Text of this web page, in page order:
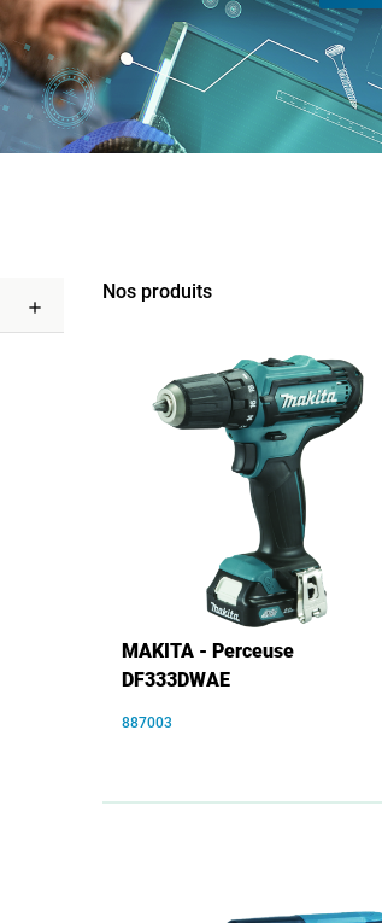
add
Nos produits
MAKITA - Perceuse
DF333DWAE
887003